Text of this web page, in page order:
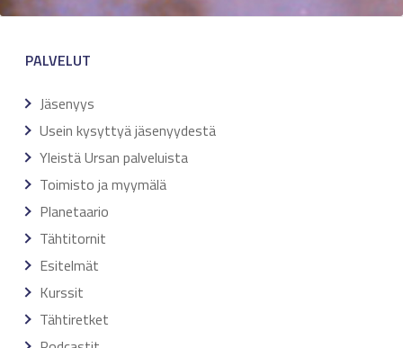
PALVELUT
Jäsenyys
Usein kysyttyä jäsenyydestä
Yleistä Ursan palveluista
Toimisto ja myymälä
Planetaario
Tähtitornit
Esitelmät
Kurssit
Tähtiretket